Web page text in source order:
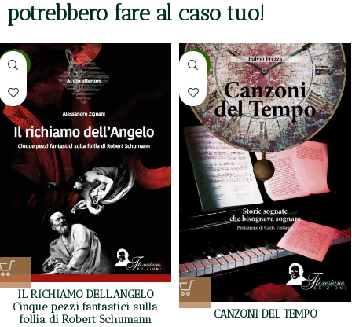
potrebbero fare al caso tuo!
-5%
IL RICHIAMO DELL’ANGELO
Cinque pezzi fantastici sulla
follia di Robert Schumann
-5%
CANZONI DEL TEMPO